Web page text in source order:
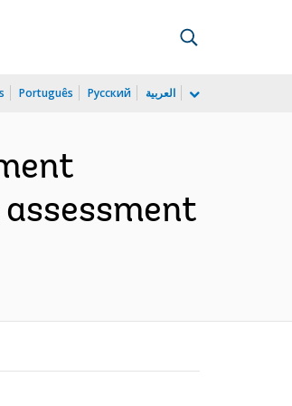
Português Русский العربية